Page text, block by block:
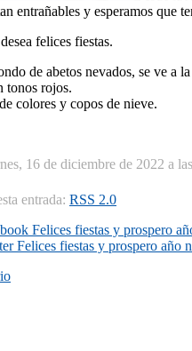
entrañables y esperamos que
felices fiestas.
de abetos nevados, se ve a
tonos rojos.
colores y copos de nieve.
16 de diciembre de 2022 a
entrada: RSS 2.0
Felices fiestas y prospero
Felices fiestas y prospero año